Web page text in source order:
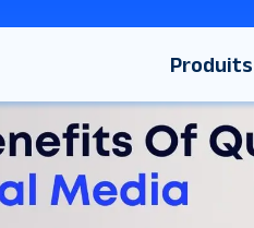
Produits